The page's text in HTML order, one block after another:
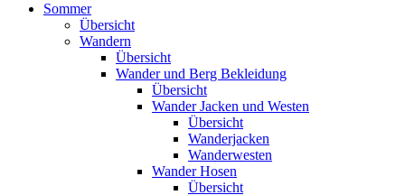
können
Touch-
und
Streichgesten
verwenden.
Sommer
Übersicht
Wandern
Übersicht
Wander und Berg Bekleidung
Übersicht
Wander Jacken und Westen
Übersicht
Wanderjacken
Wanderwesten
Wander Hosen
Übersicht